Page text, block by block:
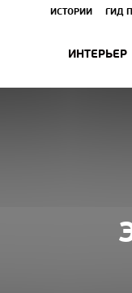
ИСТОРИИ ГИД
ИНТЕРЬЕР